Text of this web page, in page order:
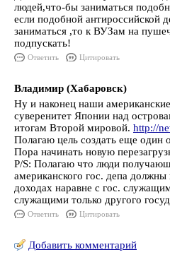
людей,что-бы заниматься
если подобной антироссийской
заниматься ,то к ВУЗам на
подпускать!
Ответить Цитировать
Владимир (Хабаровск)
Ну и наконец наши
суверенитет Японии над
итогам Второй мировой. http://
Полагаю цель создать еще один
Пора начинать новую
P/S: Полагаю что люди
американского гос. депа должны
доходах наравне с гос.
служащими только другого
Ответить Цитировать
Добавить комментарий